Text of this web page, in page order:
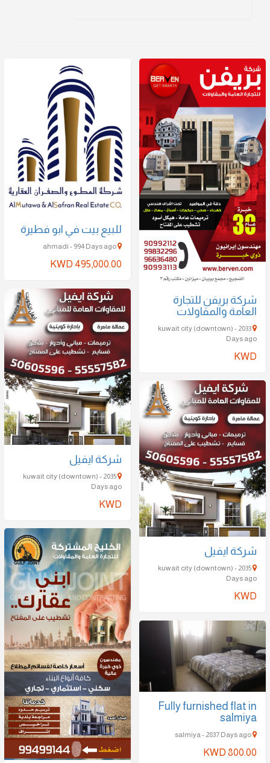
للبيع بيت في ابو فطيرة
KWD 495,000.00
شركة بريفن للتجارة
العامة والمقاولات
kuwait city (downtown) - 2033
Days ago
KWD
شركة ايفيل
kuwait city (downtown) - 2035
Days ago
KWD
شركة ايفيل
kuwait city (downtown) - 2035
Days ago
KWD
Fully furnished flat in
salmiya
KWD 800.00